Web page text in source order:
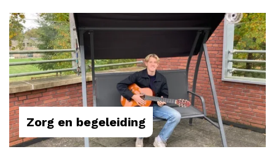
Zorg en begeleiding